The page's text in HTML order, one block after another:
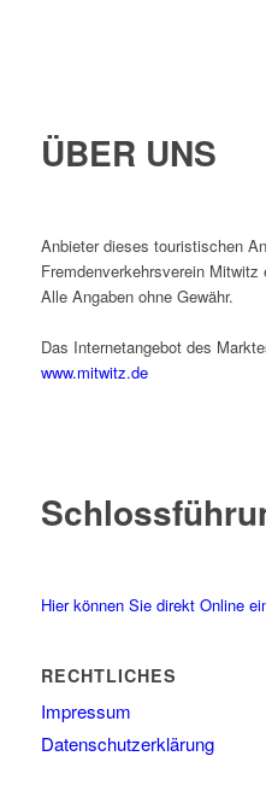
ÜBER UNS
Anbieter dieses touristischen
Fremdenverkehrsverein Mitwitz
Alle Angaben ohne Gewähr.
Das Internetangebot des
www.mitwitz.de
Hier können Sie direkt Online
RECHTLICHES
Impressum
Datenschutzerklärung